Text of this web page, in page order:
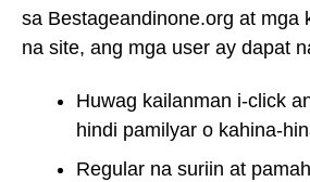
sa Bestageandinone.org at mga
na site, ang mga user ay dapat
Huwag kailanman i-click
hindi pamilyar o kahina-
Regular na suriin at